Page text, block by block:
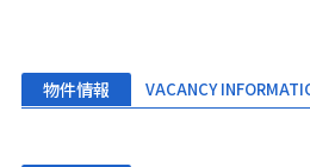
物件情報 VACANCY